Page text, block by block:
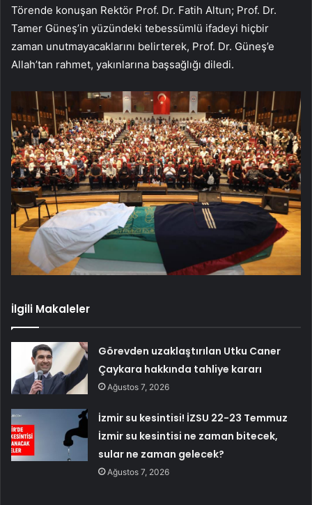
Törende konuşan Rektör Prof. Dr. Fatih Altun; Prof. Dr.
Tamer Güneş’in yüzündeki tebessümlü ifadeyi hiçbir
zaman unutmayacaklarını belirterek, Prof. Dr. Güneş’e
Allah’tan rahmet, yakınlarına başsağlığı diledi.
İlgili Makaleler
Görevden uzaklaştırılan Utku Caner
Çaykara hakkında tahliye kararı
Ağustos 7, 2026
İzmir su kesintisi! İZSU 22-23 Temmuz
İzmir su kesintisi ne zaman bitecek,
sular ne zaman gelecek?
Ağustos 7, 2026